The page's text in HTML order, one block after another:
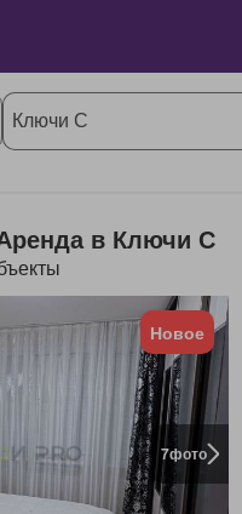
в Ключи С
7фото
Новое